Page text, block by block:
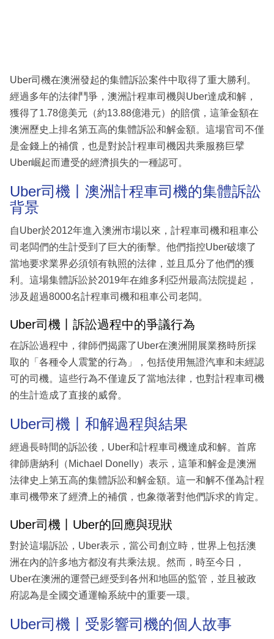
區
Uber司機在澳洲發起的集體訴訟案件中取得了重大勝利。
經過多年的法律鬥爭，澳洲計程車司機與Uber達成和解，
獲得了1.78億美元（約13.88億港元）的賠償，這筆金額在
澳洲歷史上排名第五高的集體訴訟和解金額。這場官司不僅
是金錢上的補償，也是對於計程車司機因共乘服務巨擘
Uber崛起而遭受的經濟損失的一種認可。
Uber司機丨澳洲計程車司機的集體訴訟
背景
自Uber於2012年進入澳洲市場以來，計程車司機和租車公
司老闆們的生計受到了巨大的衝擊。他們指控Uber破壞了
當地要求業界必須領有執照的法律，並且瓜分了他們的獲
利。這場集體訴訟於2019年在維多利亞州最高法院提起，
涉及超過8000名計程車司機和租車公司老闆。
Uber司機丨訴訟過程中的爭議行為
在訴訟過程中，律師們揭露了Uber在澳洲開展業務時所採
取的「各種令人震驚的行為」，包括使用無證汽車和未經認
可的司機。這些行為不僅違反了當地法律，也對計程車司機
的生計造成了直接的威脅。
Uber司機丨和解過程與結果
經過長時間的訴訟後，Uber和計程車司機達成和解。首席
律師唐納利（Michael Donelly）表示，這筆和解金是澳洲
法律史上第五高的集體訴訟和解金額。這一和解不僅為計程
車司機帶來了經濟上的補償，也象徵著對他們訴求的肯定。
Uber司機丨Uber的回應與現狀
對於這場訴訟，Uber表示，當公司創立時，世界上包括澳
洲在內的許多地方都沒有共乘法規。然而，時至今日，
Uber在澳洲的運營已經受到各州和地區的監管，並且被政
府認為是全國交通運輸系統中的重要一環。
Uber司機丨受影響司機的個人故事